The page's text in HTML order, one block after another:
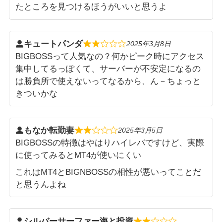
たところを見つけるほうがいいと思うよ
2025年3月8日
BIGBOSSって人気なの？何かピーク時にアクセス
集中してるっぽくて、サーバーが不安定になるの
は勝負所で使えないってなるから、ん－ちょっと
きついかな
キュートパンダ
2025年3月5日
BIGBOSSの特徴はやはりハイレバですけど、実際
に使ってみるとMT4が使いにくい
これはMT4とBIGNBOSSの相性が悪いってことだ
と思うんよね
もなか転勤妻